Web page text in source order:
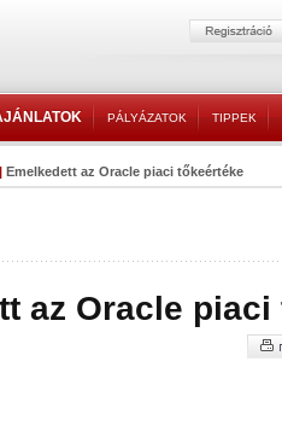
PÁLYÁZATOK TIPPEK
| Emelkedett az Oracle piaci tőkeértéke
az Oracle